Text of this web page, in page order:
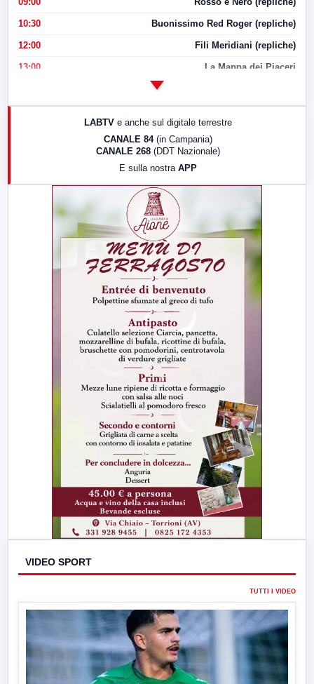
10:30 Buonissimo Red Roger (repliche)
12:00 Fili Meridiani (repliche)
13:00 La Mappa dei Piaceri
LABTV e anche sul digitale terrestre
CANALE 84 (in Campania)
CANALE 268 (DDT Nazionale)
E sulla nostra APP
VIDEO SPORT
TUTTI I VIDEO